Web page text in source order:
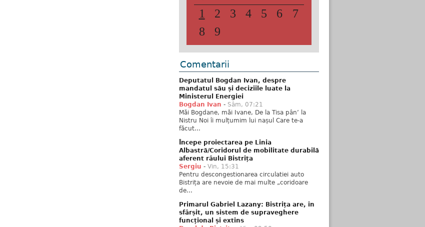
1 2 3 4 5 6
7
8
9
Comentarii
Deputatul Bogdan Ivan, despre
mandatul său și deciziile luate la
Ministerul Energiei
Bogdan Ivan - Sâm, 07:21
Măi Bogdane, măi Ivane, De la Tisa pân’ la
Nistru Noi îi mulțumim lui nașul Care te-a
făcut...
Începe proiectarea pe Linia
Albastră/Coridorul de mobilitate durabilă
aferent râului Bistrița
Sergiu - Vin, 15:31
Pentru descongestionarea circulatiei auto
Bistrița are nevoie de mai multe „coridoare
de...
Primarul Gabriel Lazany: Bistrița are, în
sfârșit, un sistem de supraveghere
funcțional și extins